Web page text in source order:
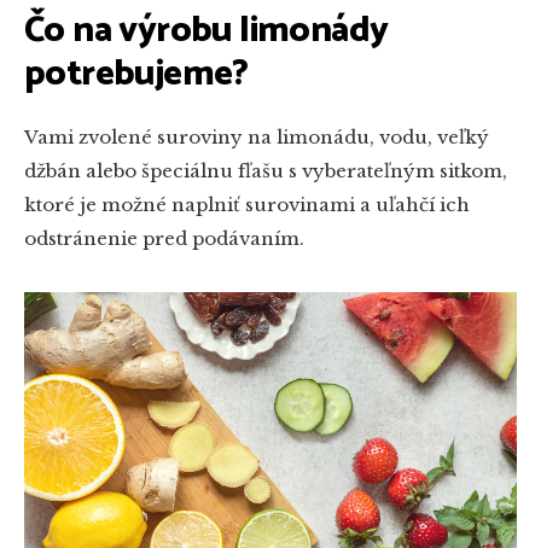
Čo na výrobu limonády
potrebujeme?
Vami zvolené suroviny na limonádu, vodu, veľký
džbán alebo špeciálnu fľašu s vyberateľným sitkom,
ktoré je možné naplniť surovinami a uľahčí ich
odstránenie pred podávaním.